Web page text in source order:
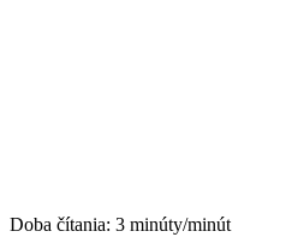
Doba čítania: 3 minúty/minút